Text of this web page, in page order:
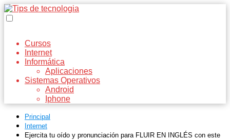
Cursos
Internet
Informática
Aplicaciones
Sistemas Operativos
Android
Iphone
Principal
Internet
Ejercita tu oído y pronunciación para FLUIR EN INGLÉS con este